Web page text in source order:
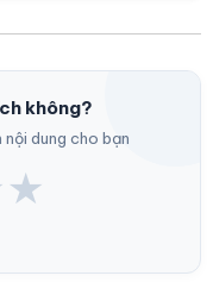
không?
dung cho bạn
★